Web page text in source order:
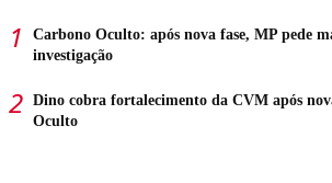
Carbono Oculto: após nova fase, MP pede
investigação
Dino cobra fortalecimento da CVM após
Oculto